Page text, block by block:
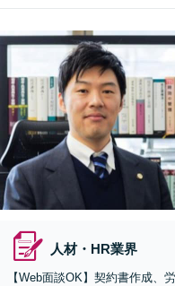
人材・HR業界
【Web面談OK】契約書作成、